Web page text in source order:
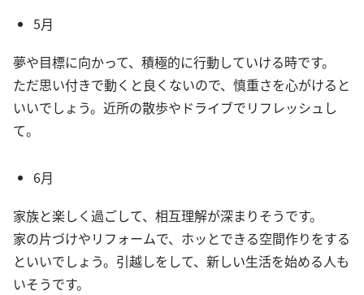
5月
夢や目標に向かって、積極的に行動していける時です。
ただ思い付きで動くと良くないので、慎重さを心がけると
いいでしょう。近所の散歩やドライブでリフレッシュし
て。
6月
家族と楽しく過ごして、相互理解が深まりそうです。
家の片づけやリフォームで、ホッとできる空間作りをする
といいでしょう。引越しをして、新しい生活を始める人も
いそうです。